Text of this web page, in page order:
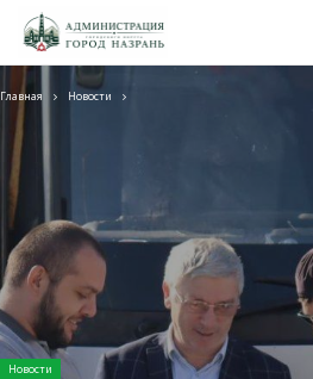
Главная Новости
Новости